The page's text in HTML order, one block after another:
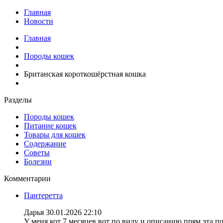
Главная
Новости
Главная
Породы кошек
Британская короткошёрстная кошка
Разделы
Породы кошек
Питание кошек
Товары для кошек
Содержание
Советы
Болезни
Комментарии
Пантеретта
Дарья 30.01.2026 22:10
У меня кот 7 месяцев вот по виду и описанию прям эта